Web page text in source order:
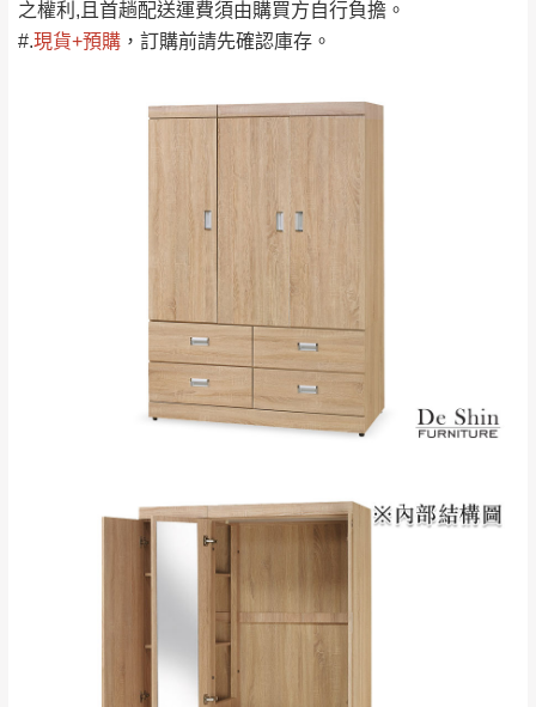
之權利,且首趟配送運費須由購買方自行負擔。
#.現貨+預購 ，訂購前請先確認庫存。
免 運
費
＊A108產品另收運費
峽山區、石碇、坪
區、北投湖山路、
深坑山區
$ 9,000以下：
NT$500元
＊A108產品另收運費
基隆山區
苗栗
$ 9,000以上：免
運費
$ 9,000以下：
NT$500元
現貨我們客服會再來電或E-Mail與您聯絡
地區恕無法提供運送 (詳見運送規章)。
苗栗至基隆；其它地區暫不開放，如因特殊
法搬運上樓等因素，導致無法配送，
保有出貨的權利。
保護物流人員的工作安全，賣家無提供吊掛
服務，若需以吊車或其他的吊掛方式吊運，
費用將由買方自行支付。
機當天到貨前皆會再與您通知，讓你不用整
天在家等貨，以節省您的寶貴時間。
由於百貨公司配送較為不易，故暫無法配送
至百貨公司內部。
發票寄送：